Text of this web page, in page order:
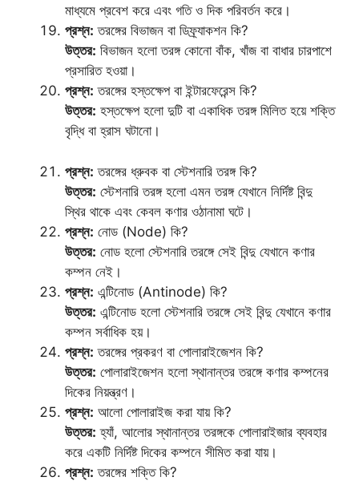
মাধ্যমে প্রবেশ করে এবং গতি ও দিক পরিবর্তন করে।
প্রশ্ন: তরঙ্গের বিভাজন বা ডিফ্র্যাকশন কি?
উত্তর: বিভাজন হলো তরঙ্গ কোনো বাঁক, খাঁজ বা বাধার চারপাশে
প্রসারিত হওয়া।
প্রশ্ন: তরঙ্গের হস্তক্ষেপ বা ইন্টারফেরেন্স কি?
উত্তর: হস্তক্ষেপ হলো দুটি বা একাধিক তরঙ্গ মিলিত হয়ে শক্তি
বৃদ্ধি বা হ্রাস ঘটানো।
প্রশ্ন: তরঙ্গের ধ্রুবক বা স্টেশনারি তরঙ্গ কি?
উত্তর: স্টেশনারি তরঙ্গ হলো এমন তরঙ্গ যেখানে নির্দিষ্ট বিন্দু
স্থির থাকে এবং কেবল কণার ওঠানামা ঘটে।
প্রশ্ন: নোড (Node) কি?
উত্তর: নোড হলো স্টেশনারি তরঙ্গে সেই বিন্দু যেখানে কণার
কম্পন নেই।
প্রশ্ন: এন্টিনোড (Antinode) কি?
উত্তর: এন্টিনোড হলো স্টেশনারি তরঙ্গে সেই বিন্দু যেখানে কণার
কম্পন সর্বাধিক হয়।
প্রশ্ন: তরঙ্গের প্রকরণ বা পোলারাইজেশন কি?
উত্তর: পোলারাইজেশন হলো স্থানান্তর তরঙ্গে কণার কম্পনের
দিকের নিয়ন্ত্রণ।
প্রশ্ন: আলো পোলারাইজ করা যায় কি?
উত্তর: হ্যাঁ, আলোর স্থানান্তর তরঙ্গকে পোলারাইজার ব্যবহার
করে একটি নির্দিষ্ট দিকের কম্পনে সীমিত করা যায়।
প্রশ্ন: তরঙ্গের শক্তি কি?